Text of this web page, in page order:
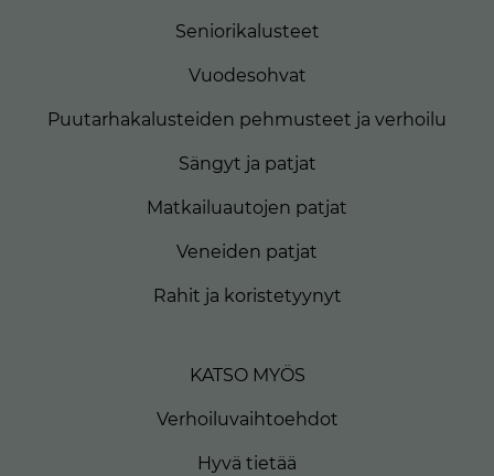
Seniorikalusteet
Vuodesohvat
Puutarhakalusteiden pehmusteet ja verhoilu
Sängyt ja patjat
Matkailuautojen patjat
Veneiden patjat
Rahit ja koristetyynyt
KATSO MYÖS
Verhoiluvaihtoehdot
Hyvä tietää